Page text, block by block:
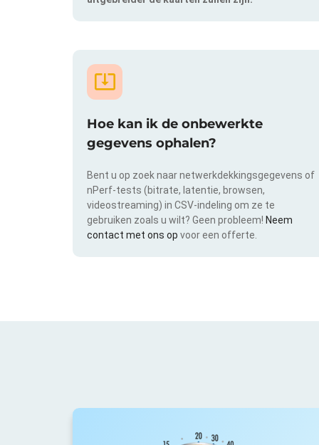
Hoe kan ik de onbewerkte
gegevens ophalen?
Bent u op zoek naar netwerkdekkingsgegevens of
nPerf-tests (bitrate, latentie, browsen,
videostreaming) in CSV-indeling om ze te
gebruiken zoals u wilt? Geen probleem! Neem
contact met ons op voor een offerte.